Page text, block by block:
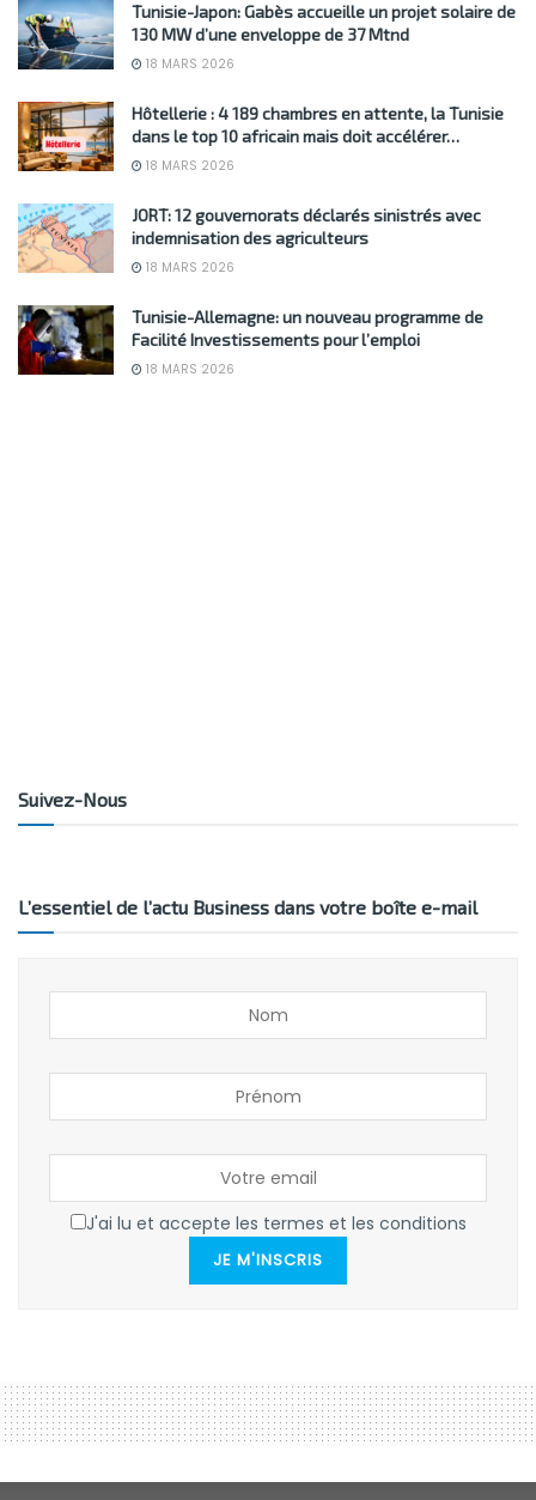
Tunisie-Japon: Gabès accueille un projet solaire de
130 MW d’une enveloppe de 37 Mtnd
18 MARS 2026
Hôtellerie : 4 189 chambres en attente, la Tunisie
dans le top 10 africain mais doit accélérer…
18 MARS 2026
JORT: 12 gouvernorats déclarés sinistrés avec
indemnisation des agriculteurs
18 MARS 2026
Tunisie-Allemagne: un nouveau programme de
Facilité Investissements pour l’emploi
18 MARS 2026
Suivez-Nous
L’essentiel de l’actu Business dans votre boîte e-mail
J'ai lu et accepte les termes et les conditions
JE M'INSCRIS